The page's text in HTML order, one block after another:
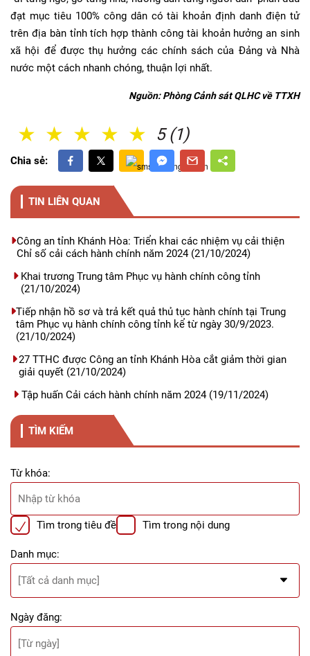
đạt mục tiêu 100% công dân có tài khoản định danh điện tử
trên địa bàn tỉnh tích hợp thành công tài khoản hưởng an sinh
xã hội để được thụ hưởng các chính sách của Đảng và Nhà
nước một cách nhanh chóng, thuận lợi nhất.
Nguồn: Phòng Cảnh sát QLHC về TTXH
5 (1)
5 Sao
4 Sao
3 Sao
2 Sao
1 Sao
Chia sẻ:
TIN LIÊN QUAN
Công an tỉnh Khánh Hòa: Triển khai các nhiệm vụ cải thiện
Chỉ số cải cách hành chính năm 2024(21/10/2024)
Khai trương Trung tâm Phục vụ hành chính công tỉnh
(21/10/2024)
Tiếp nhận hồ sơ và trả kết quả thủ tục hành chính tại Trung
tâm Phục vụ hành chính công tỉnh kể từ ngày 30/9/2023.
(21/10/2024)
27 TTHC được Công an tỉnh Khánh Hòa cắt giảm thời gian
giải quyết(21/10/2024)
Tập huấn Cải cách hành chính năm 2024(19/11/2024)
TÌM KIẾM
Từ khóa:
Tìm trong tiêu đề Tìm trong nội dung
Danh mục:
Ngày đăng: